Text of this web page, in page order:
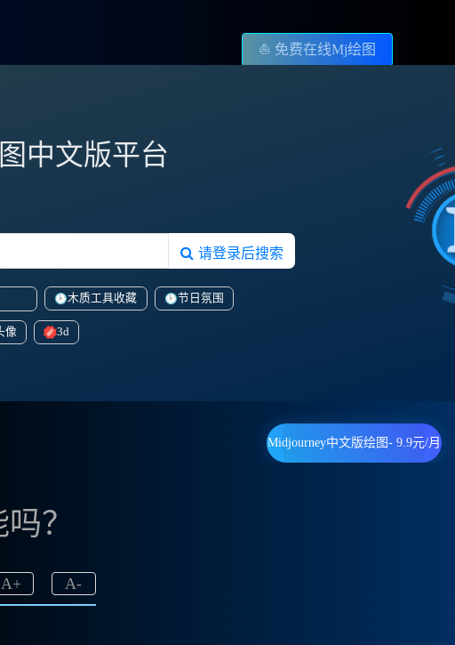
⛵️ 免费在线Mj绘图
中文版平台
请登录后搜索
木质工具收藏 节日氛围
像 3d
Midjourney中文版绘图- 9.9元/月
？
A-
A+